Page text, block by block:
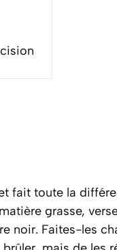
fait toute la
grasse,
noir. Faites-les